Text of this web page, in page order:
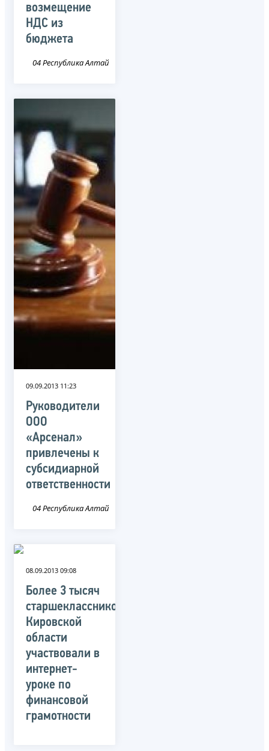
возмещение
НДС из
бюджета
04 Республика Алтай
09.09.2013 11:23
Руководители
ООО
«Арсенал»
привлечены к
субсидиарной
ответственности
04 Республика Алтай
08.09.2013 09:08
Более 3 тысяч
старшеклассников
Кировской
области
участвовали в
интернет-
уроке по
финансовой
грамотности